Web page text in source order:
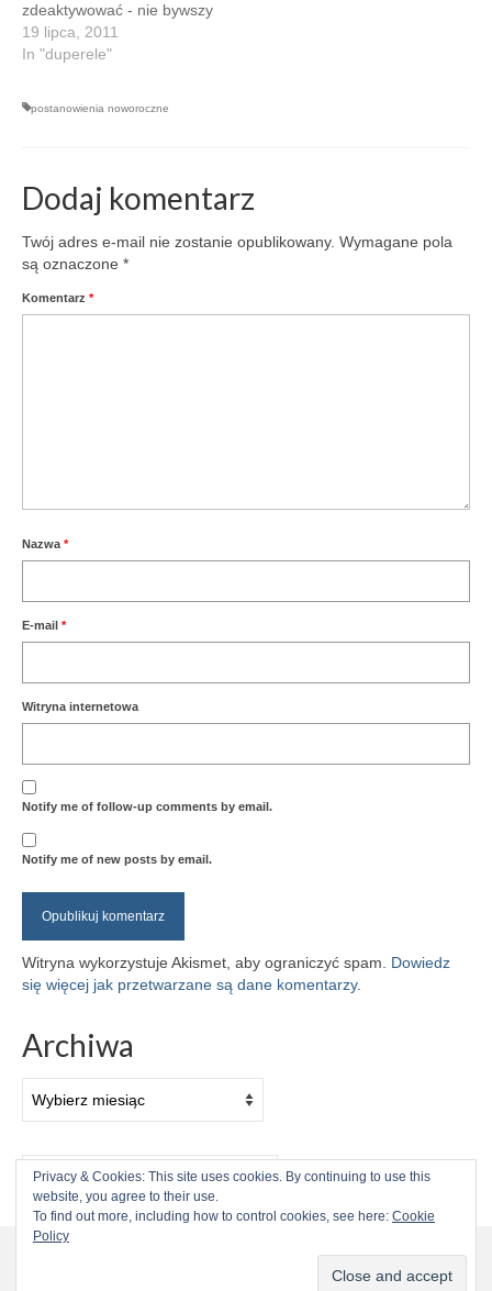
zdeaktywować - nie bywszy
jeszcze gotowym na
powrót do świata zalanym
tak niecnymi obyczajami
pan Zukierberg postanowił
aktywacji posłał mnie do
oślej…
19 lipca, 2011
In "duperele"
postanowienia noworoczne
Dodaj komentarz
Twój adres e-mail nie zostanie opublikowany. Wymagane pola
są oznaczone *
Komentarz *
Nazwa*
E-mail *
Witryna internetowa
Notify me of follow-up comments by email.
Notify me of new posts by email.
Witryna wykorzystuje Akismet, aby ograniczyć spam. Dowiedz
się więcej jak przetwarzane są dane komentarzy.
Archiwa
Szuklaj
w:
Privacy & Cookies: This site uses cookies. By continuing to use this
website, you agree to their use.
To find out more, including how to control cookies, see here: Cookie
Policy
Kontynuując przebywanie na stronie, zgadzasz się na użycie